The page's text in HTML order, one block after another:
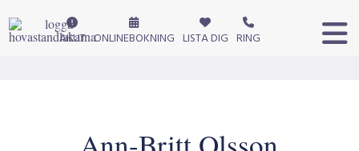
AKUT ONLINEBOKNING LISTA DIG RING